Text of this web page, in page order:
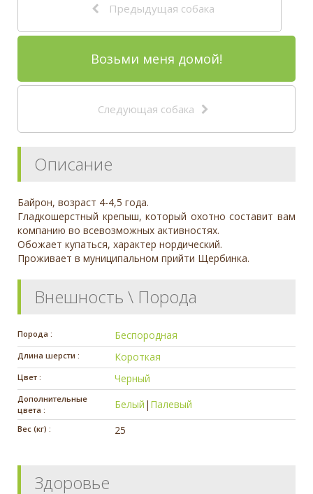
Предыдущая собака
Возьми меня домой!
Следующая собака
Описание
Байрон, возраст 4-4,5 года.
Гладкошерстный крепыш, который охотно составит вам
компанию во всевозможных активностях.
Обожает купаться, характер нордический.
Проживает в муниципальном прийти Щербинка.
Внешность \ Порода
Порода : Беспородная
Длина шерсти : Короткая
Цвет : Черный
Дополнительные
цвета :
Белый | Палевый
Вес (кг) : 25
Здоровье